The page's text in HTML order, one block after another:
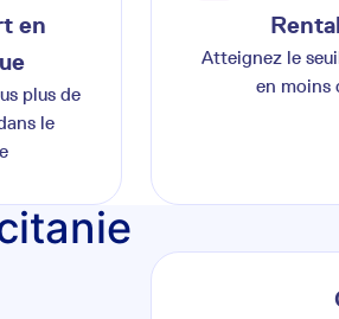
en
plus de
le
Atteignez le
en moins